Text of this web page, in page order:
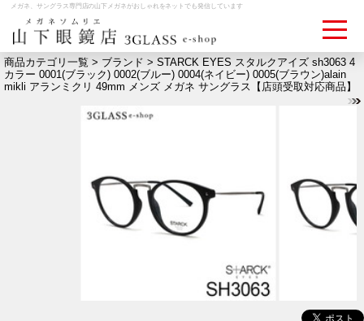
メガネ、サングラス専門店の山下メガネがおしゃれをネットでも発信しています
ログイン お買いものカゴ
メディア情報
商品カテゴリ一覧 > ブランド > STARCK EYES スタルクアイズ sh3063 4
カラー 0001(ブラック) 0002(ブルー) 0004(ネイビー) 0005(ブラウン)alain
mikli アランミクリ 49mm メンズ メガネ サングラス【店頭受取対応商品】